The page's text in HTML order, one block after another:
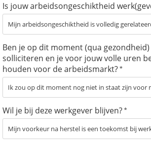
Is jouw arbeidsongeschiktheid
Ben je op dit moment (qua
solliciteren en je voor jouw volle uren
houden voor de arbeidsmarkt?*
Wil je bij deze werkgever blijven?*